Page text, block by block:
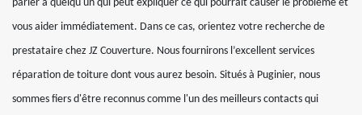
parler à quelqu'un qui peut expliquer ce qui pourrait causer le problème et
vous aider immédiatement. Dans ce cas, orientez votre recherche de
prestataire chez JZ Couverture. Nous fournirons l’excellent services
réparation de toiture dont vous aurez besoin. Situés à Puginier, nous
sommes fiers d'être reconnus comme l'un des meilleurs contacts qui